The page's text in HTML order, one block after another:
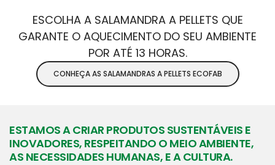
ESCOLHA A SALAMANDRA A PELLETS QUE
GARANTE O AQUECIMENTO DO SEU AMBIENTE
POR ATÉ 13 HORAS.
CONHEÇA AS SALAMANDRAS A PELLETS ECOFAB
ESTAMOS A CRIAR PRODUTOS SUSTENTÁVEIS E
INOVADORES, RESPEITANDO O MEIO AMBIENTE,
AS NECESSIDADES HUMANAS, E A CULTURA.